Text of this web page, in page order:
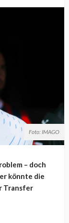
Foto: IMAGO
– doch
könnte die
Transfer